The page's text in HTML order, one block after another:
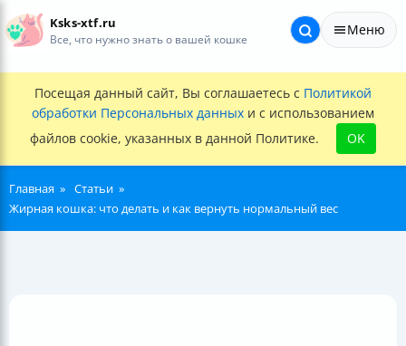
Ksks-xtf.ru
Все, что нужно знать о вашей кошке
Меню
Посещая данный сайт, Вы соглашаетесь с Политикой
обработки Персональных данных и с использованием
файлов cookie, указанных в данной Политике.
OK
Главная
Статьи
Жирная кошка: что делать и как вернуть нормальный вес